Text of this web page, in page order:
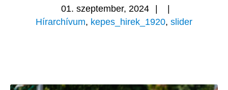
01. szeptember, 2024
Hírarchívum, kepes_hirek_1920, slider